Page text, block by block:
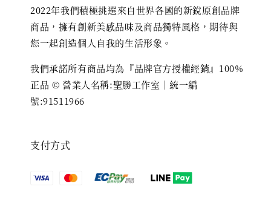
2022年我們積極挑選來自世界各國的新銳原創品牌
商品，擁有創新美感品味及商品獨特風格，期待與
您一起創造個人自我的生活形象。
我們承諾所有商品均為『品牌官方授權經銷』100%
正品 © 營業人名稱:聖勝工作室｜統一編
號:91511966
支付方式